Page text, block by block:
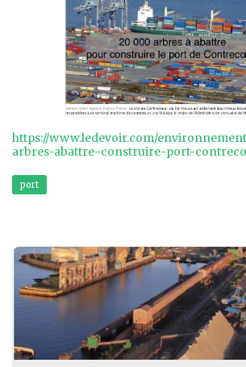
https://www.ledevoir.com/
arbres-abattre-construire-port-
port